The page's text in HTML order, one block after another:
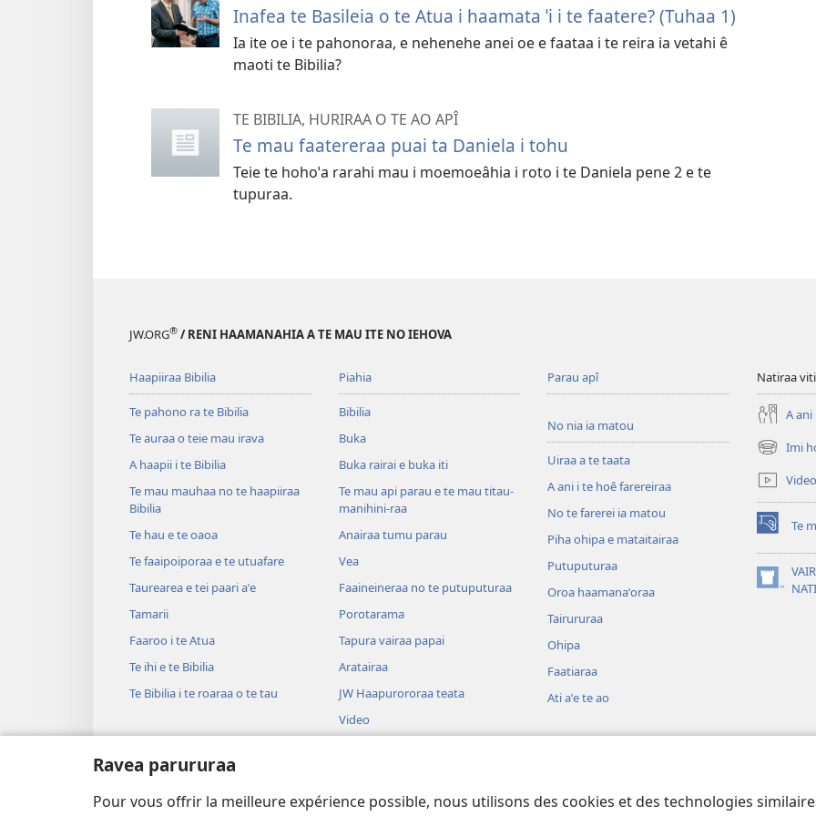
Ravea parururaa
Pour vous offrir la meilleure expérience possible, nous utilisons des cookies et des technologies
Inafea te Basileia o te Atua i haamata ˈi i te faatere? (Tuhaa 1)
Ia ite oe i te pahonoraa, e nehenehe anei oe e faataa i te reira ia vetahi ê
maoti te Bibilia?
TE BIBILIA, HURIRAA O TE AO APÎ
Te mau faatereraa puai ta Daniela i tohu
Teie te hohoˈa rarahi mau i moemoeâhia i roto i te Daniela pene 2 e te
tupuraa.
JW.ORG® / RENI HAAMANAHIA A TE MAU ITE NO IEHOVA
Haapiiraa Bibilia
Te pahono ra te Bibilia
Te auraa o teie mau irava
A haapii i te Bibilia
Te mau mauhaa no te haapiiraa
Bibilia
Te hau e te oaoa
Te faaipoiporaa e te utuafare
Taurearea e tei paari aˈe
Tamarii
Faaroo i te Atua
Te ihi e te Bibilia
Te Bibilia i te roaraa o te tau
Piahia
Bibilia
Buka
Buka rairai e buka iti
Te mau api parau e te mau titau-
manihini-raa
Anairaa tumu parau
Vea
Faaineineraa no te putuputuraa
Porotarama
Tapura vairaa papai
Aratairaa
JW Haapurororaa teata
Video
Parau apî
No nia ia matou
Uiraa a te taata
A ani i te hoê farereiraa
No te farerei ia matou
Piha ohipa e mataitairaa
Putuputuraa
Oroa haamanaˈoraa
Tairururaa
Ohipa
Faatiaraa
Ati aˈe te ao
Natiraa
A
Imi
(opens
new
window)
Video
Te
(opens
new
window)
(opens